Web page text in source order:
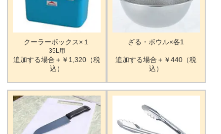
クーラーボックス×１
35L用
追加する場合＋￥1,320（税
込）
ざる・ボウル×各1
追加する場合＋￥440（税
込）